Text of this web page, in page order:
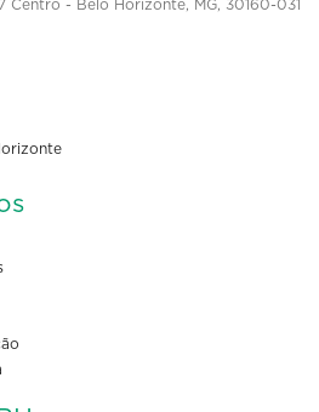
Centro - Belo Horizonte, MG, 30160-031